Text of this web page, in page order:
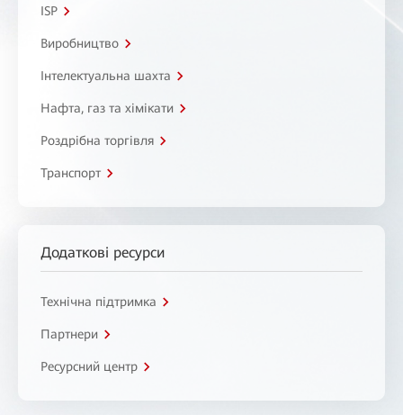
ISP
Виробництво
Інтелектуальна шахта
Нафта, газ та хімікати
Роздрібна торгівля
Транспорт
Додаткові ресурси
Технічна підтримка
Партнери
Ресурсний центр